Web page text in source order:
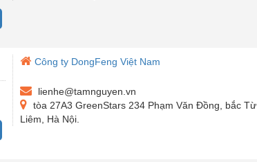
Công ty DongFeng Việt Nam
lienhe@tamnguyen.vn
tòa 27A3 GreenStars 234 Phạm Văn Đồng, bắc Từ
Liêm, Hà Nội.